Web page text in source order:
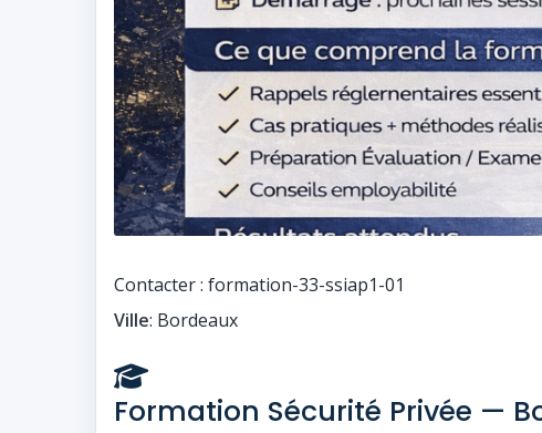
Contacter : formation-33-ssiap1-01
Ville: Bordeaux
Formation Sécurité Privée —